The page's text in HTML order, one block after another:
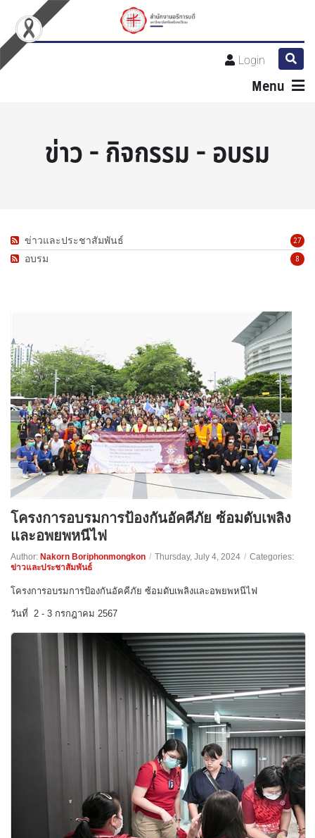
Login
Menu
ข่าว - กิจกรรม - อบรม
27
ข่าวและประชาสัมพันธ์
8
อบรม
โครงการอบรมการป้องกันอัคคีภัย ซ้อมดับเพลิง
และอพยพหนีไฟ
Author: Nakorn Boriphonmongkon / Thursday, July 4, 2024 / Categories:
ข่าวและประชาสัมพันธ์
โครงการอบรมการป้องกันอัคคีภัย ซ้อมดับเพลิงและอพยพหนีไฟ
วันที่ 2 - 3 กรกฎาคม 2567